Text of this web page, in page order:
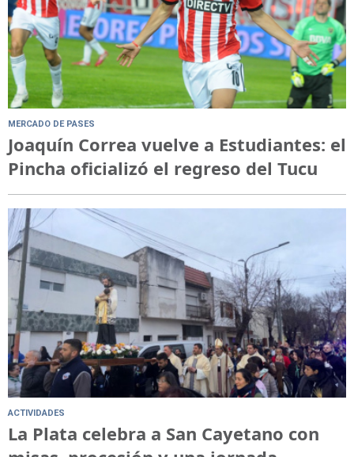
MERCADO DE PASES
Joaquín Correa vuelve a Estudiantes: el
Pincha oficializó el regreso del Tucu
ACTIVIDADES
La Plata celebra a San Cayetano con